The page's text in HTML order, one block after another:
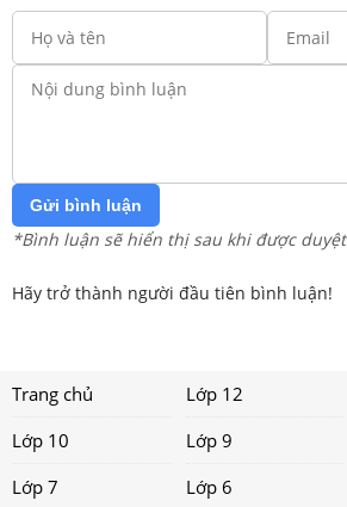
Gửi bình luận
*Bình luận sẽ hiển thị sau khi được duyệt
Hãy trở thành người đầu tiên bình luận!
Trang chủ Lớp 12
Lớp 10
Lớp 9
Lớp 7
Lớp 6